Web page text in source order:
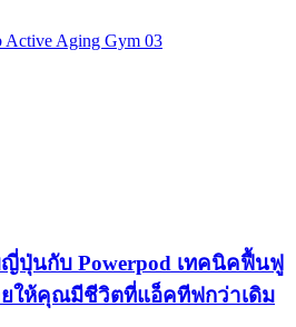
ปุ่นกับ Powerpod เทคนิคฟื้นฟู
ให้คุณมีชีวิตที่แอ็คทีฟกว่าเดิม